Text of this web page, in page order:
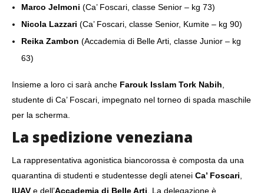
2026
mercedes
Marco Jelmoni (Ca’ Foscari, classe Senior – kg 73)
Nicola Lazzari (Ca’ Foscari, classe Senior, Kumite – kg 90)
Reika Zambon (Accademia di Belle Arti, classe Junior – kg
63)
Insieme a loro ci sarà anche Farouk Isslam Tork Nabih
studente di Ca’ Foscari, impegnato nel torneo di spada maschile
per la scherma.
La spedizione veneziana
La rappresentativa agonistica biancorossa è composta da una
quarantina di studenti e studentesse degli atenei Ca’ Foscari
IUAV e dell’Accademia di Belle Arti . La delegazione è